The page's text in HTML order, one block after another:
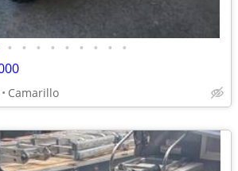
• • • • • • • • •
Camarillo